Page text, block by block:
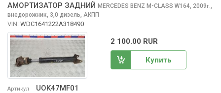
Артикул UOK47MF01
АМОРТИЗАТОР ЗАДНИЙ MERCEDES BENZ M-CLASS W164, 2009г.
внедорожник, 3,0 дизель, АКПП
VIN: WDC1641222A318490
2 100.00 RUR
Купить